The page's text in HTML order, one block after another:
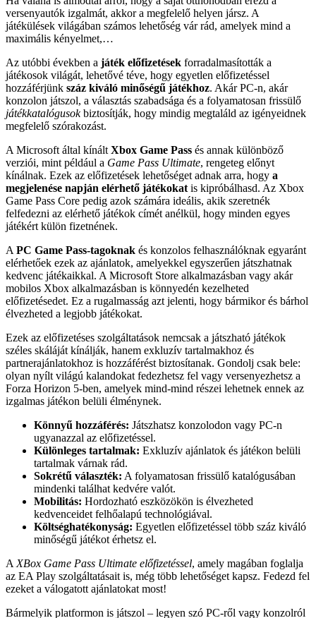
versenyautók izgalmát, akkor a megfelelő helyen jársz. A
játékülések világában számos lehetőség vár rád, amelyek mind a
maximális kényelmet,…
Az utóbbi években a játék előfizetések forradalmasították a
játékosok világát, lehetővé téve, hogy egyetlen előfizetéssel
hozzáférjünk száz kiváló minőségű játékhoz. Akár PC-n, akár
konzolon játszol, a választás szabadsága és a folyamatosan frissülő
játékkatalógusokbiztosítják, hogy mindig megtaláld az igényeidnek
megfelelő szórakozást.
A Microsoft által kínált Xbox Game Pass és annak különböző
verziói, mint például a Game Pass Ultimate, rengeteg előnyt
kínálnak. Ezek az előfizetések lehetőséget adnak arra, hogy a
megjelenése napján elérhető játékokat is kipróbálhasd. Az Xbox
Game Pass Core pedig azok számára ideális, akik szeretnék
felfedezni az elérhető játékok címét anélkül, hogy minden egyes
játékért külön fizetnének.
A PC Game Pass-tagoknak és konzolos felhasználóknak egyaránt
elérhetőek ezek az ajánlatok, amelyekkel egyszerűen játszhatnak
kedvenc játékaikkal. A Microsoft Store alkalmazásban vagy akár
mobilos Xbox alkalmazásban is könnyedén kezelheted
előfizetésedet. Ez a rugalmasság azt jelenti, hogy bármikor és bárhol
élvezheted a legjobb játékokat.
Ezek az előfizetéses szolgáltatások nemcsak a játszható játékok
széles skáláját kínálják, hanem exkluzív tartalmakhoz és
partnerajánlatokhoz is hozzáférést biztosítanak. Gondolj csak bele:
olyan nyílt világú kalandokat fedezhetsz fel vagy versenyezhetsz a
Forza Horizon 5-ben, amelyek mind-mind részei lehetnek ennek az
izgalmas játékon belüli élménynek.
Könnyű hozzáférés: Játszhatsz konzolodon vagy PC-n
ugyanazzal az előfizetéssel.
Különleges tartalmak: Exkluzív ajánlatok és játékon belüli
tartalmak várnak rád.
Sokrétű választék: A folyamatosan frissülő katalógusában
mindenki találhat kedvére valót.
Mobilitás: Hordozható eszközökön is élvezheted
kedvenceidet felhőalapú technológiával.
Költséghatékonyság: Egyetlen előfizetéssel több száz kiváló
minőségű játékot érhetsz el.
A XBox Game Pass Ultimate előfizetéssel, amely magában foglalja
az EA Play szolgáltatásait is, még több lehetőséget kapsz. Fedezd fel
ezeket a válogatott ajánlatokat most!
Bármelyik platformon is játszol – legyen szó PC-ről vagy konzolról